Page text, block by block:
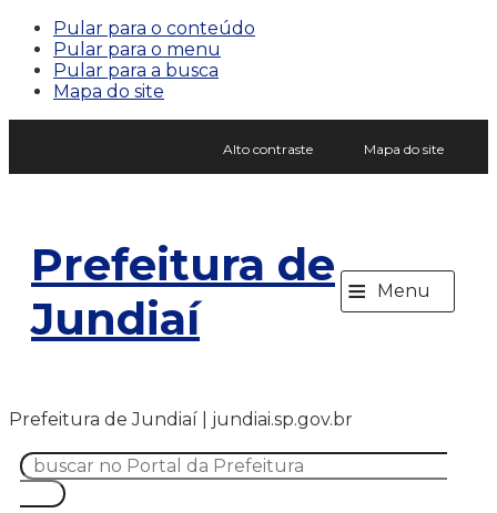
Pular para o conteúdo
Pular para o menu
Pular para a busca
Mapa do site
Alto contraste Mapa do site
Prefeitura de
Jundiaí
≡ Menu
Prefeitura de Jundiaí | jundiai.sp.gov.br